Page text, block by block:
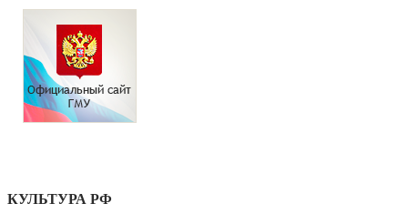
КУЛЬТУРА РФ